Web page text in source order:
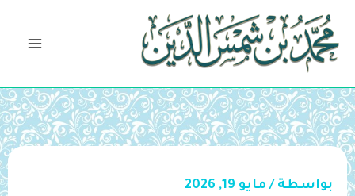
تخطي
المحتوى
بواسطة / مايو 19, 2026